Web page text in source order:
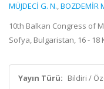
MÜJDECİ G. N.,BOZDEMİR
10th Balkan Congress of
Sofya, Bulgaristan, 16 - 18
Yayın Türü: Bildiri /